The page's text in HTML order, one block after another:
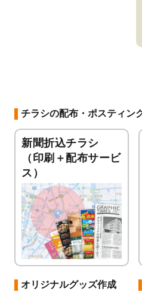
チラシの配布・ポスティン
新聞折込チラシ
（印刷＋配布サービ
ス）
オリジナルグッズ作成